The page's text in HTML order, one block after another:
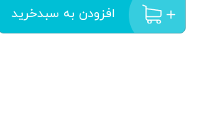
افزودن به سبدخرید